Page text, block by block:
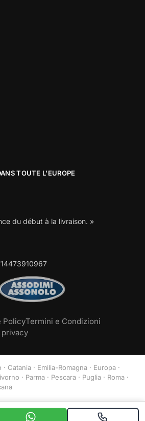
TOUTE L’EUROPE
du début à la livraison. »
PolicyTermini e Condizioni
· Catania · Emilia-Romagna · Europa ·
· Parma · Pescara · Puglia · Roma ·